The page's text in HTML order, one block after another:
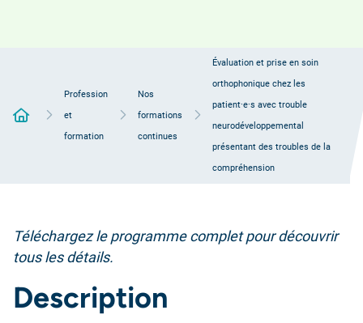
Accueil
Profession
et
formation
Nos
formations
continues
Évaluation et prise en soin
orthophonique chez les
patient·e·s avec trouble
neurodéveloppemental
présentant des troubles de la
compréhension
Téléchargez le programme complet pour découvrir
tous les détails.
Description